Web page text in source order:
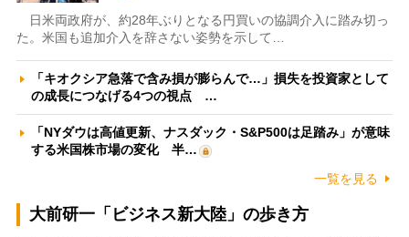
日米両政府が、約28年ぶりとなる円買いの協調介入に踏み切っ
た。米国も追加介入を辞さない姿勢を示して…
「キオクシア急落で含み損が膨らんで…」損失を投資家として
の成長につなげる4つの視点 …
「NYダウは高値更新、ナスダック・S&P500は足踏み」が意味
する米国株市場の変化 半…
一覧を見る
大前研一「ビジネス新大陸」の歩き方